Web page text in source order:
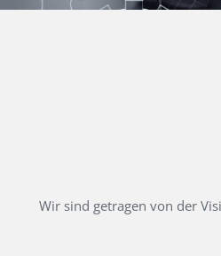
Wir sind getragen von der